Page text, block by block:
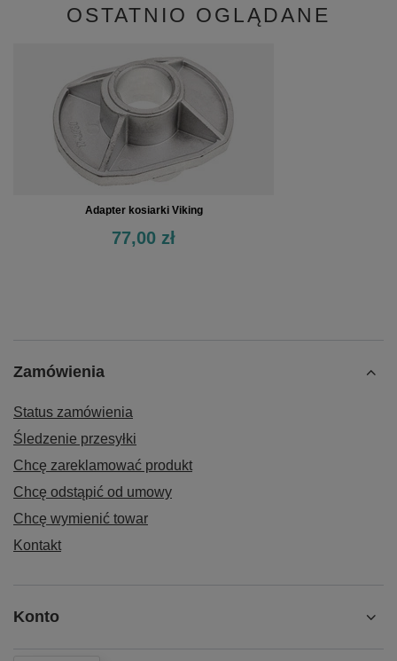
OSTATNIO OGLĄDANE
Adapter kosiarki Viking
77,00 zł
Zamówienia
Status zamówienia
Śledzenie przesyłki
Chcę zareklamować produkt
Chcę odstąpić od umowy
Chcę wymienić towar
Kontakt
Konto